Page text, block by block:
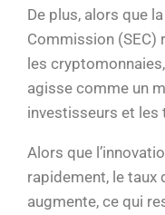
De plus, alors que
Commission (SEC)
les
agisse comme un
investisseurs et les
Alors que
rapidement, le taux
augmente, ce qui